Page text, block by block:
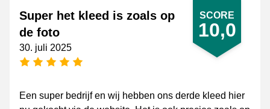
SCORE
10,0
Super het kleed is zoals op
de foto
30. juli 2025
[_General:NumberOfStarsPluralFormat]
Een super bedrijf en wij hebben ons derde kleed hier